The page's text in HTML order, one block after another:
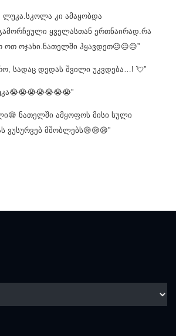
ლუკა.სკოლა კი ამაყობდა
ყველასთან ერთნაირად.რა
ოთ ოჯახი.ნათელში ჰყავდეთ😥😥😥”
სადაც დედას შვილი უკვდება…! 💘”
ნათელში ამყოფოს მისი სული
ვუსურვებ მშობლებს😪😪😪”